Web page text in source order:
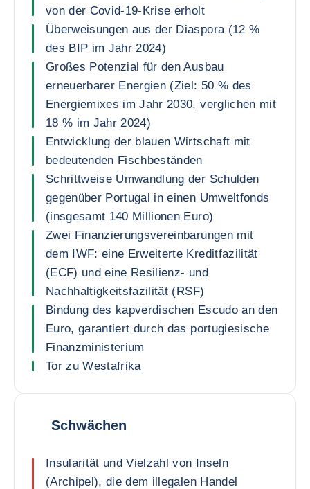
von der Covid-19-Krise erholt
Überweisungen aus der Diaspora (12 %
des BIP im Jahr 2024)
Großes Potenzial für den Ausbau
erneuerbarer Energien (Ziel: 50 % des
Energiemixes im Jahr 2030, verglichen mit
18 % im Jahr 2024)
Entwicklung der blauen Wirtschaft mit
bedeutenden Fischbeständen
Schrittweise Umwandlung der Schulden
gegenüber Portugal in einen Umweltfonds
(insgesamt 140 Millionen Euro)
Zwei Finanzierungsvereinbarungen mit
dem IWF: eine Erweiterte Kreditfazilität
(ECF) und eine Resilienz- und
Nachhaltigkeitsfazilität (RSF)
Bindung des kapverdischen Escudo an den
Euro, garantiert durch das portugiesische
Finanzministerium
Tor zu Westafrika
Schwächen
Insularität und Vielzahl von Inseln
(Archipel), die dem illegalen Handel